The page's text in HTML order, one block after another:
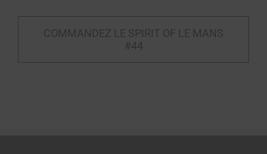
COMMANDEZ LE SPIRIT OF LE MANS
#44